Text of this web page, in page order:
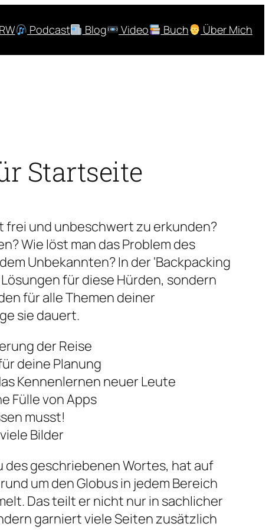
Podcast Blog Video Buch Über Mich
Startseite
frei und unbeschwert zu erkunden?
Wie löst man das Problem des
Unbekannten? In der ‘Backpacking
für diese Hürden, sondern
für alle Themen deiner
sie dauert.
der Reise
deine Planung
Kennenlernen neuer Leute
Fülle von Apps
musst!
Bilder
des geschriebenen Wortes, hat auf
um den Globus in jedem Bereich
Das teilt er nicht nur in sachlicher
garniert viele Seiten zusätzlich